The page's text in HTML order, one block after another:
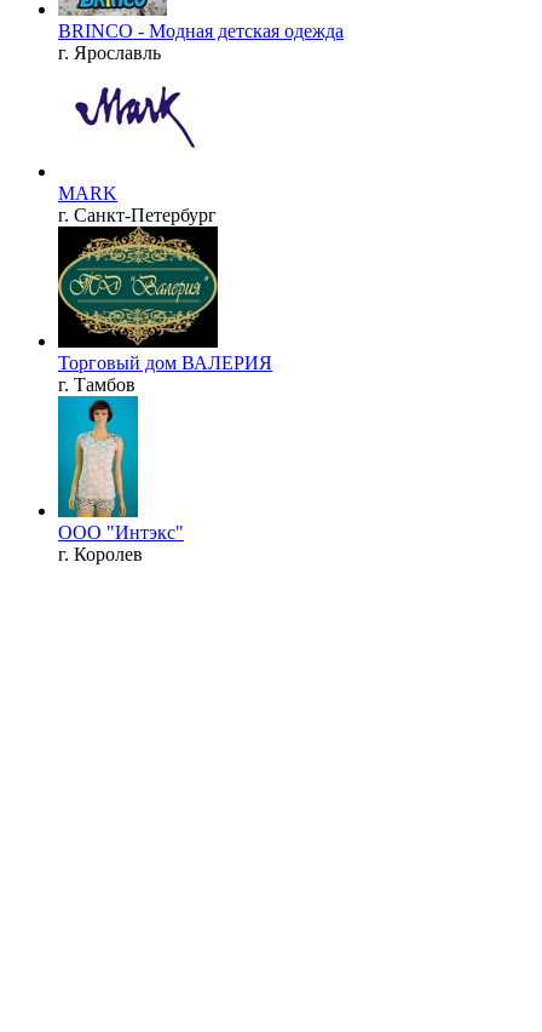
BRINCO - Модная детская одежда
г. Ярославль
MARK
г. Санкт-Петербург
Торговый дом ВАЛЕРИЯ
г. Тамбов
ООО "Интэкс"
г. Королев